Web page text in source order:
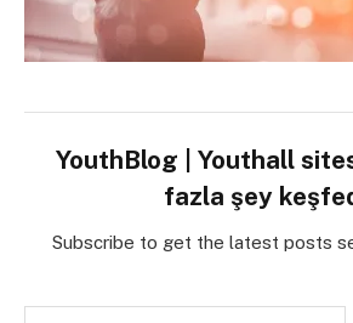
YouthBlog | Youthall
fazla şey
Subscribe to get the latest posts
E-postanızı yazın…